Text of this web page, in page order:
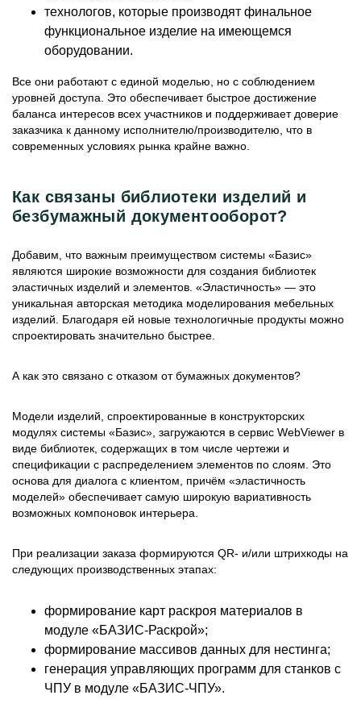
технологов, которые производят финальное
функциональное изделие на имеющемся
оборудовании.
Все они работают с единой моделью, но с соблюдением
уровней доступа. Это обеспечивает быстрое достижение
баланса интересов всех участников и поддерживает доверие
заказчика к данному исполнителю/производителю, что в
современных условиях рынка крайне важно.
Как связаны библиотеки изделий и
безбумажный документооборот?
Добавим, что важным преимуществом системы «Базис»
являются широкие возможности для создания библиотек
эластичных изделий и элементов. «Эластичность» — это
уникальная авторская методика моделирования мебельных
изделий. Благодаря ей новые технологичные продукты можно
спроектировать значительно быстрее.
А как это связано с отказом от бумажных документов?
Модели изделий, спроектированные в конструкторских
модулях системы «Базис», загружаются в сервис WebViewer в
виде библиотек, содержащих в том числе чертежи и
спецификации с распределением элементов по слоям. Это
основа для диалога с клиентом, причём «эластичность
моделей» обеспечивает самую широкую вариативность
возможных компоновок интерьера.
При реализации заказа формируются QR- и/или штрихкоды на
следующих производственных этапах:
формирование карт раскроя материалов в
модуле «БАЗИС-Раскрой»;
формирование массивов данных для нестинга;
генерация управляющих программ для станков с
ЧПУ в модуле «БАЗИС-ЧПУ».